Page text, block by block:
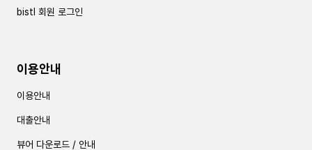
bistl 회원 로그인
이용안내
이용안내
대출안내
뷰어 다운로드 / 안내